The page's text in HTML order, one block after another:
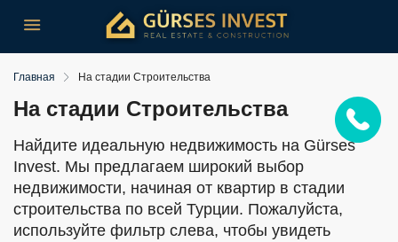
Главная На стадии Строительства
На стадии Строительства
Найдите идеальную недвижимость на Gürses
Invest. Мы предлагаем широкий выбор
недвижимости, начиная от квартир в стадии
строительства по всей Турции. Пожалуйста,
используйте фильтр слева, чтобы увидеть